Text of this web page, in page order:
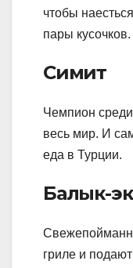
чтобы
пары кусочков.
Симит
Чемпион
весь мир. И
еда в Турции.
Балык-
гриле и